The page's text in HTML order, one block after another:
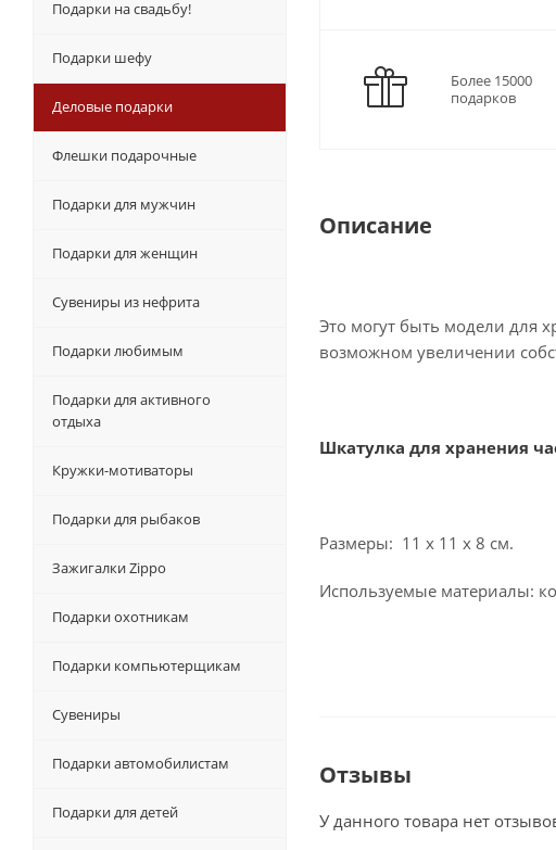
Более 15000
подарков
Описание
Это могут быть модели для
возможном увеличении
Шкатулка для хранения
Размеры: 11 х 11 х 8 см.
Используемые материалы:
Отзывы
У данного товара нет
Подарки на свадьбу!
Подарки шефу
Деловые подарки
Флешки подарочные
Подарки для мужчин
Подарки для женщин
Сувениры из нефрита
Подарки любимым
Подарки для активного
отдыха
Кружки-мотиваторы
Подарки для рыбаков
Зажигалки Zippo
Подарки охотникам
Подарки компьютерщикам
Сувениры
Подарки автомобилистам
Подарки для детей